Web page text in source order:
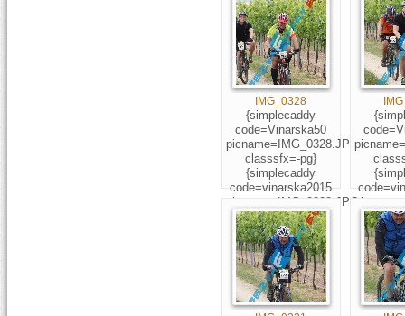
IMG_0328
{simplecaddy
code=Vinarska50
picname=IMG_0328.JPG
classsfx=-pg}
{simplecaddy
code=vinarska2015
picname=IMG_0328.JPG
classsfx=-pg}
249;485